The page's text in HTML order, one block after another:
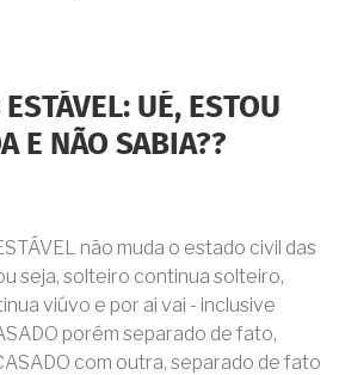
UMA
HERANÇA.
SE
EU
COM
ELA
TEREI
DIREITO
À
METADE?
UÉ, ESTOU
E NÃO SABIA??
não muda o estado civil das
seja, solteiro continua solteiro,
viúvo e por ai vai - inclusive
porém separado de fato,
com outra, separado de fato